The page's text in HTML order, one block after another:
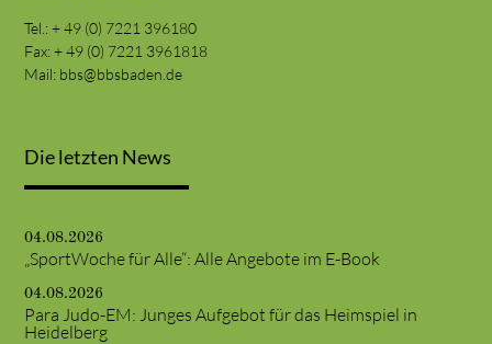
Tel.: + 49 (0) 7221 396180
Fax: + 49 (0) 7221 3961818
Mail: bbs@bbsbaden.de
Die letzten News
04.08.2026
„SportWoche für Alle“: Alle Angebote im E-Book
04.08.2026
Para Judo-EM: Junges Aufgebot für das Heimspiel in
Heidelberg